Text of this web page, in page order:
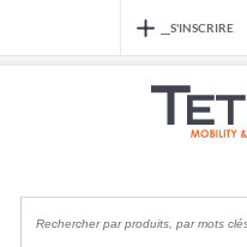
__S'INSCRIRE